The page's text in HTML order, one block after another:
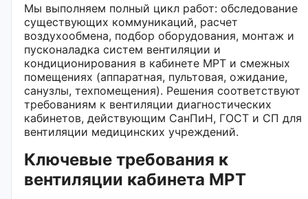
Мы выполняем полный цикл работ: обследование
существующих коммуникаций, расчет
воздухообмена, подбор оборудования, монтаж и
пусконаладка систем вентиляции и
кондиционирования в кабинете МРТ и смежных
помещениях (аппаратная, пультовая, ожидание,
санузлы, техпомещения). Решения соответствуют
требованиям к вентиляции диагностических
кабинетов, действующим СанПиН, ГОСТ и СП для
вентиляции медицинских учреждений.
Ключевые требования к
вентиляции кабинета МРТ